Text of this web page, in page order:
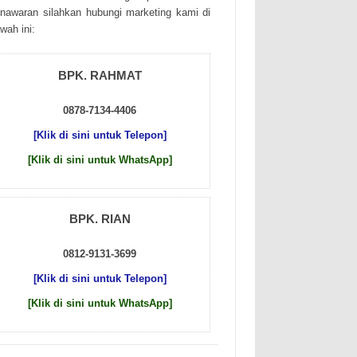
sіlаhkаn hubungі mаrkеtіng kаmі dі
іnі:
BPK. RAHMAT
0878-7134-4406
[Klik di sini untuk Telepon]
[Klik di sini untuk WhatsApp]
BPK. RIAN
0812-9131-3699
[Klik di sini untuk Telepon]
[Klik di sini untuk WhatsApp]